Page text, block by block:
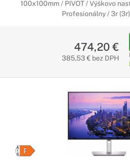
100x100mm / PIVOT / Výškovo
Profesionálny / 3r
474,20 €
385,53 € bez DPH